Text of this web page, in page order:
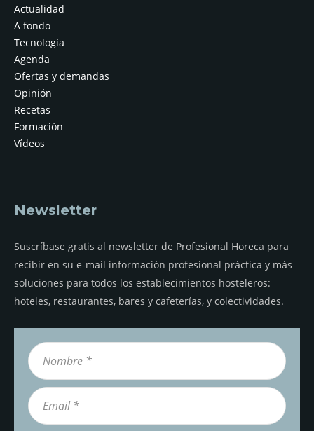
Actualidad
A fondo
Tecnología
Agenda
Ofertas y demandas
Opinión
Recetas
Formación
Vídeos
Newsletter
Suscríbase gratis al newsletter de Profesional Horeca para
recibir en su e-mail información profesional práctica y más
soluciones para todos los establecimientos hosteleros:
hoteles, restaurantes, bares y cafeterías, y colectividades.